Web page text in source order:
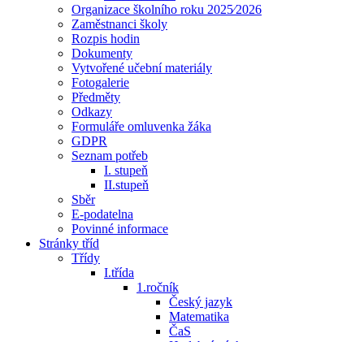
Organizace školního roku 2025⁄2026
Zaměstnanci školy
Rozpis hodin
Dokumenty
Vytvořené učební materiály
Fotogalerie
Předměty
Odkazy
Formuláře omluvenka žáka
GDPR
Seznam potřeb
I. stupeň
II.stupeň
Sběr
E-podatelna
Povinné informace
Stránky tříd
Třídy
I.třída
1.ročník
Český jazyk
Matematika
ČaS